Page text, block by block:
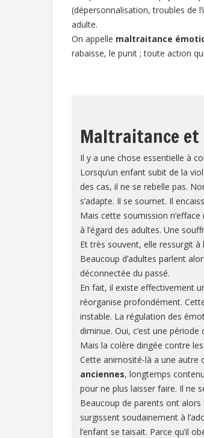
(dépersonnalisation, troubles de
adulte.
On appelle maltraitance
rabaisse, le punit ; toute action
Maltraitance et
Il y a une chose essentielle à
Lorsqu’un enfant subit de la
des cas, il ne se rebelle pas.
s’adapte. Il se soumet. Il
Mais cette soumission
à l’égard des adultes. Une
Et très souvent, elle ressurgit à
Beaucoup d’adultes parlent
déconnectée du passé.
En fait, il existe effectivement
réorganise profondément.
instable. La régulation des
diminue. Oui, c’est une
Mais la colère dirigée contre
Cette animosité-là a une autre
anciennes, longtemps
pour ne plus laisser faire. Il ne
Beaucoup de parents ont alors
surgissent soudainement à
l’enfant se taisait. Parce qu’il